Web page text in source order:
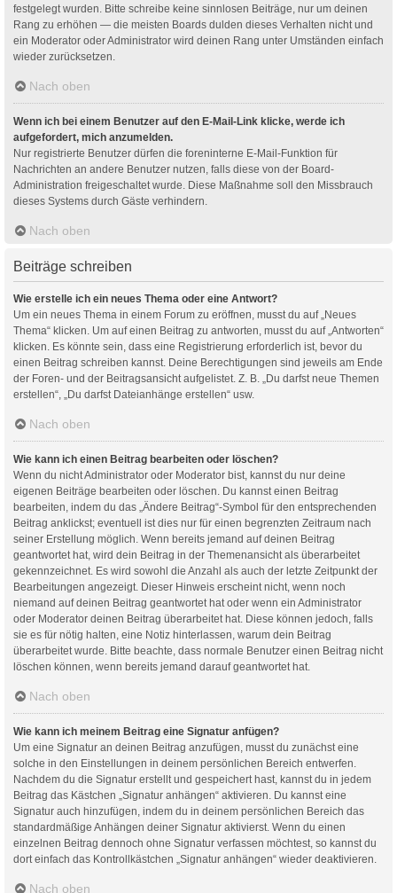
festgelegt wurden. Bitte schreibe keine sinnlosen Beiträge, nur um deinen
Rang zu erhöhen — die meisten Boards dulden dieses Verhalten nicht und
ein Moderator oder Administrator wird deinen Rang unter Umständen einfach
wieder zurücksetzen.
Nach oben
Wenn ich bei einem Benutzer auf den E-Mail-Link klicke, werde ich
aufgefordert, mich anzumelden.
Nur registrierte Benutzer dürfen die foreninterne E-Mail-Funktion für
Nachrichten an andere Benutzer nutzen, falls diese von der Board-
Administration freigeschaltet wurde. Diese Maßnahme soll den Missbrauch
dieses Systems durch Gäste verhindern.
Nach oben
Beiträge schreiben
Wie erstelle ich ein neues Thema oder eine Antwort?
Um ein neues Thema in einem Forum zu eröffnen, musst du auf „Neues
Thema“ klicken. Um auf einen Beitrag zu antworten, musst du auf „Antworten“
klicken. Es könnte sein, dass eine Registrierung erforderlich ist, bevor du
einen Beitrag schreiben kannst. Deine Berechtigungen sind jeweils am Ende
der Foren- und der Beitragsansicht aufgelistet. Z. B. „Du darfst neue Themen
erstellen“, „Du darfst Dateianhänge erstellen“ usw.
Nach oben
Wie kann ich einen Beitrag bearbeiten oder löschen?
Wenn du nicht Administrator oder Moderator bist, kannst du nur deine
eigenen Beiträge bearbeiten oder löschen. Du kannst einen Beitrag
bearbeiten, indem du das „Ändere Beitrag“-Symbol für den entsprechenden
Beitrag anklickst; eventuell ist dies nur für einen begrenzten Zeitraum nach
seiner Erstellung möglich. Wenn bereits jemand auf deinen Beitrag
geantwortet hat, wird dein Beitrag in der Themenansicht als überarbeitet
gekennzeichnet. Es wird sowohl die Anzahl als auch der letzte Zeitpunkt der
Bearbeitungen angezeigt. Dieser Hinweis erscheint nicht, wenn noch
niemand auf deinen Beitrag geantwortet hat oder wenn ein Administrator
oder Moderator deinen Beitrag überarbeitet hat. Diese können jedoch, falls
sie es für nötig halten, eine Notiz hinterlassen, warum dein Beitrag
überarbeitet wurde. Bitte beachte, dass normale Benutzer einen Beitrag nicht
löschen können, wenn bereits jemand darauf geantwortet hat.
Nach oben
Wie kann ich meinem Beitrag eine Signatur anfügen?
Um eine Signatur an deinen Beitrag anzufügen, musst du zunächst eine
solche in den Einstellungen in deinem persönlichen Bereich entwerfen.
Nachdem du die Signatur erstellt und gespeichert hast, kannst du in jedem
Beitrag das Kästchen „Signatur anhängen“ aktivieren. Du kannst eine
Signatur auch hinzufügen, indem du in deinem persönlichen Bereich das
standardmäßige Anhängen deiner Signatur aktivierst. Wenn du einen
einzelnen Beitrag dennoch ohne Signatur verfassen möchtest, so kannst du
dort einfach das Kontrollkästchen „Signatur anhängen“ wieder deaktivieren.
Nach oben